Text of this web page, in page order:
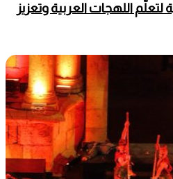
لتعلّم اللهجات العربية وتعزيز